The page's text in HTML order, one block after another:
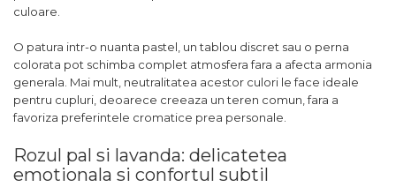
culoare.
O patura intr-o nuanta pastel, un tablou discret sau o perna
colorata pot schimba complet atmosfera fara a afecta armonia
generala. Mai mult, neutralitatea acestor culori le face ideale
pentru cupluri, deoarece creeaza un teren comun, fara a
favoriza preferintele cromatice prea personale.
Rozul pal si lavanda: delicatetea
emotionala si confortul subtil